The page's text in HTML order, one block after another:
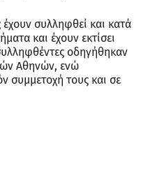
έχουν συλληφθεί και κατά
και έχουν εκτίσει
οδηγήθηκαν
Αθηνών, ενώ
συμμετοχή τους και σε